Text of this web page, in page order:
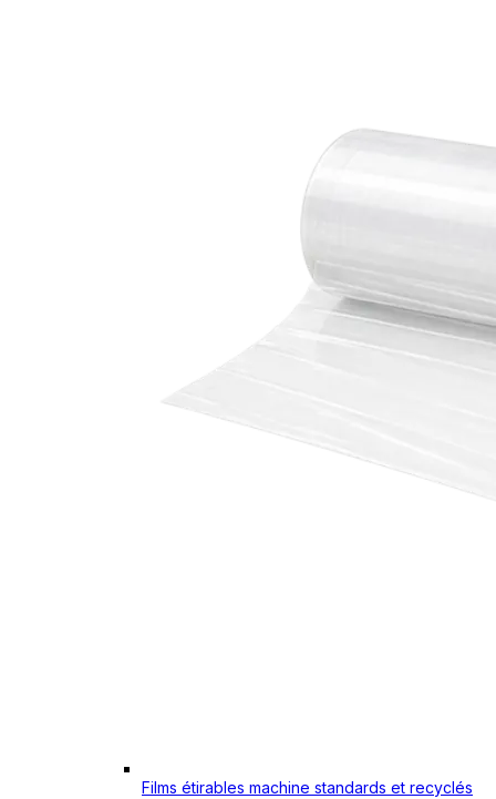
Films étirables machine standards et recyclés